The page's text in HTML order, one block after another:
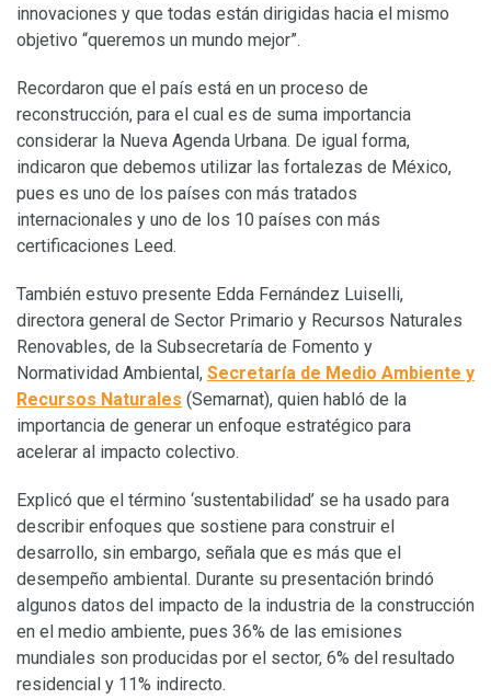
innovaciones y que todas están dirigidas hacia el mismo
objetivo “queremos un mundo mejor”.
Recordaron que el país está en un proceso de
reconstrucción, para el cual es de suma importancia
considerar la Nueva Agenda Urbana. De igual forma,
indicaron que debemos utilizar las fortalezas de México,
pues es uno de los países con más tratados
internacionales y uno de los 10 países con más
certificaciones Leed.
También estuvo presente Edda Fernández Luiselli,
directora general de Sector Primario y Recursos Naturales
Renovables, de la Subsecretaría de Fomento y
Normatividad Ambiental, Secretaría de Medio Ambiente y
Recursos Naturales (Semarnat), quien habló de la
importancia de generar un enfoque estratégico para
acelerar al impacto colectivo.
Explicó que el término ‘sustentabilidad’ se ha usado para
describir enfoques que sostiene para construir el
desarrollo, sin embargo, señala que es más que el
desempeño ambiental. Durante su presentación brindó
algunos datos del impacto de la industria de la construcción
en el medio ambiente, pues 36% de las emisiones
mundiales son producidas por el sector, 6% del resultado
residencial y 11% indirecto.